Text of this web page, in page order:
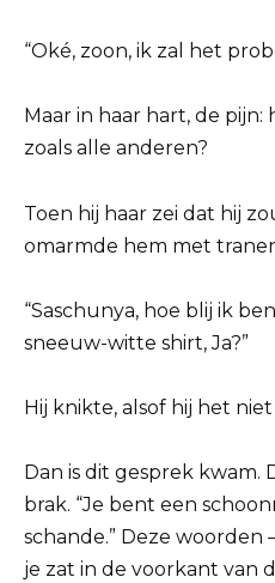
“Oké, zoon, ik zal het
Maar in haar hart, de
zoals alle anderen?
Toen hij haar zei dat hij
omarmde hem met
“Saschunya, hoe blij ik
sneeuw-witte shirt, Ja?”
Hij knikte, alsof hij het
Dan is dit gesprek kwam.
brak. “Je bent een
schande.” Deze woorden
je zat in de voorkant van